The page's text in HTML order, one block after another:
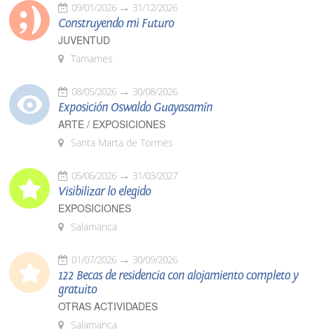
09/01/2026 31/12/2026
Construyendo mi Futuro
JUVENTUD
Tamames
08/05/2026 30/08/2026
Exposición Oswaldo Guayasamín
ARTE / EXPOSICIONES
Santa Marta de Tormes
05/06/2026 31/03/2027
Visibilizar lo elegido
EXPOSICIONES
Salamanca
01/07/2026 30/09/2026
122 Becas de residencia con alojamiento completo y
gratuito
OTRAS ACTIVIDADES
Salamanca